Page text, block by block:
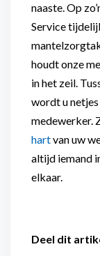
naaste. Op
Service
houdt onze
in het zeil.
wordt u
medewerker.
hartvan uw
altijd iemand
elkaar.
Deel dit